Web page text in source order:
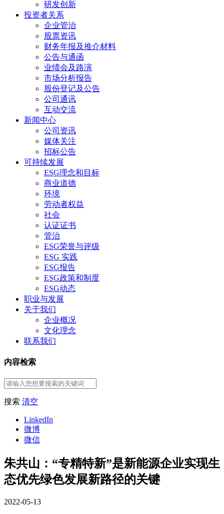
研发创新
投资者关系
企业管治
股票资讯
财务年报及推介材料
公告与通函
业绩会及路演
市场分析报告
股份登记及公告
公司通讯
互动交流
新闻中心
公司资讯
媒体关注
招标公告
可持续发展
ESG理念和目标
商业道德
环境
劳动者权益
社会
认证证书
管治
ESG荣誉与评级
ESG 实践
ESG报告
ESG政策和制度
ESG动态
职业与发展
关于我们
企业概况
文化理念
联系我们
内容检索
搜索 清空
LinkedIn
微博
微信
朱共山：“专精特新”是新能源企业实现生
态优先绿色发展新路径的关键
2022-05-13